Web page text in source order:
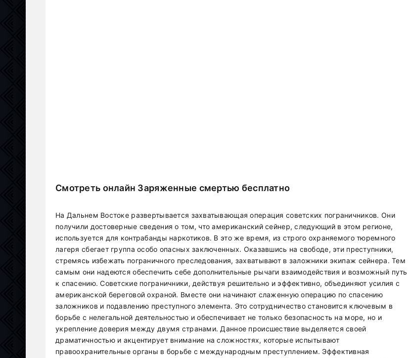
Смотреть онлайн Заряженные смертью бесплатно
На Дальнем Востоке развертывается захватывающая операция советских пограничников. Они
получили достоверные сведения о том, что американский сейнер, следующий в этом регионе,
используется для контрабанды наркотиков. В это же время, из строго охраняемого тюремного
лагеря сбегает группа особо опасных заключенных. Оказавшись на свободе, эти преступники,
стремясь избежать пограничного преследования, захватывают в заложники экипаж сейнера. Тем
самым они надеются обеспечить себе дополнительные рычаги взаимодействия и возможный путь
к спасению. Советские пограничники, действуя решительно и эффективно, объединяют усилия с
американской береговой охраной. Вместе они начинают слаженную операцию по спасению
заложников и подавлению преступного элемента. Это сотрудничество становится ключевым в
борьбе с нелегальной деятельностью и обеспечивает не только безопасность на море, но и
укрепление доверия между двумя странами. Данное происшествие выделяется своей
драматичностью и акцентирует внимание на сложностях, которые испытывают
правоохранительные органы в борьбе с международным преступлением. Эффективная